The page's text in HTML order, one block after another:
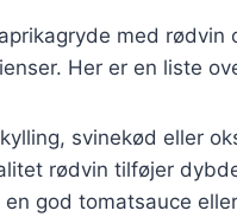
med
Her er en liste
svinekød eller
rødvin tilføjer
en god tomatsauce